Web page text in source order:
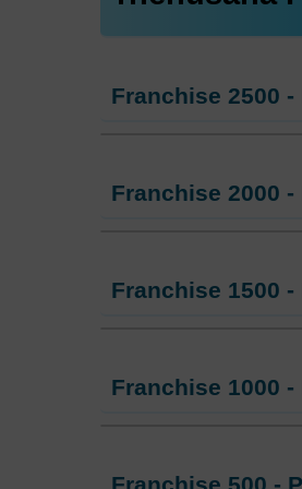
Franchise 2500 -
Ohne Unfalldeckung:
Franchise 2000 -
Ohne Unfalldeckung:
Franchise 1500 -
Ohne Unfalldeckung:
Franchise 1000 -